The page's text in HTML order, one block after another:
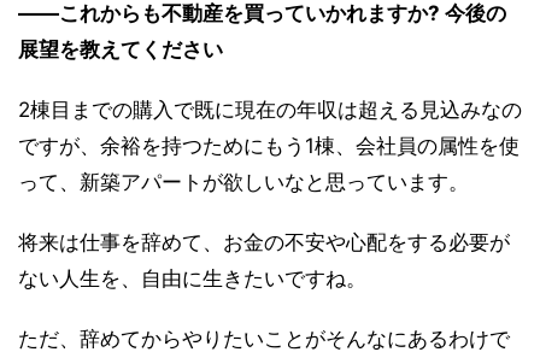
――これからも不動産を買っていかれますか? 今後の
展望を教えてください
2棟目までの購入で既に現在の年収は超える見込みなの
ですが、余裕を持つためにもう1棟、会社員の属性を使
って、新築アパートが欲しいなと思っています。
将来は仕事を辞めて、お金の不安や心配をする必要が
ない人生を、自由に生きたいですね。
ただ、辞めてからやりたいことがそんなにあるわけで